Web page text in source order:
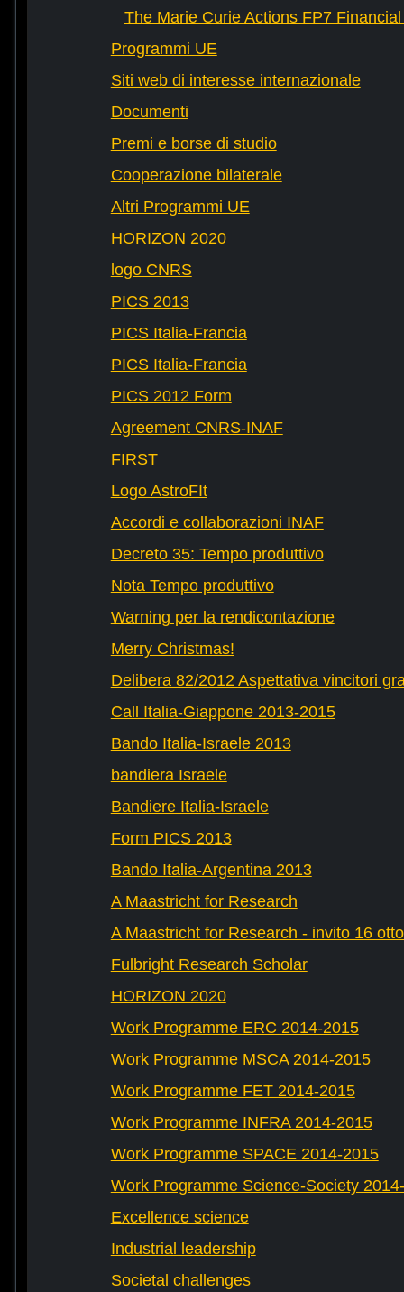
The Marie Curie Actions FP7
Programmi UE
Siti web di interesse internazionale
Documenti
Premi e borse di studio
Cooperazione bilaterale
Altri Programmi UE
HORIZON 2020
logo CNRS
PICS 2013
PICS Italia-Francia
PICS Italia-Francia
PICS 2012 Form
Agreement CNRS-INAF
FIRST
Logo AstroFIt
Accordi e collaborazioni INAF
Decreto 35: Tempo produttivo
Nota Tempo produttivo
Warning per la rendicontazione
Merry Christmas!
Delibera 82/2012 Aspettativa vincitori
Call Italia-Giappone 2013-2015
Bando Italia-Israele 2013
bandiera Israele
Bandiere Italia-Israele
Form PICS 2013
Bando Italia-Argentina 2013
A Maastricht for Research
A Maastricht for Research - invito 16
Fulbright Research Scholar
HORIZON 2020
Work Programme ERC 2014-2015
Work Programme MSCA 2014-2015
Work Programme FET 2014-2015
Work Programme INFRA 2014-2015
Work Programme SPACE 2014-2015
Work Programme Science-Society
Excellence science
Industrial leadership
Societal challenges